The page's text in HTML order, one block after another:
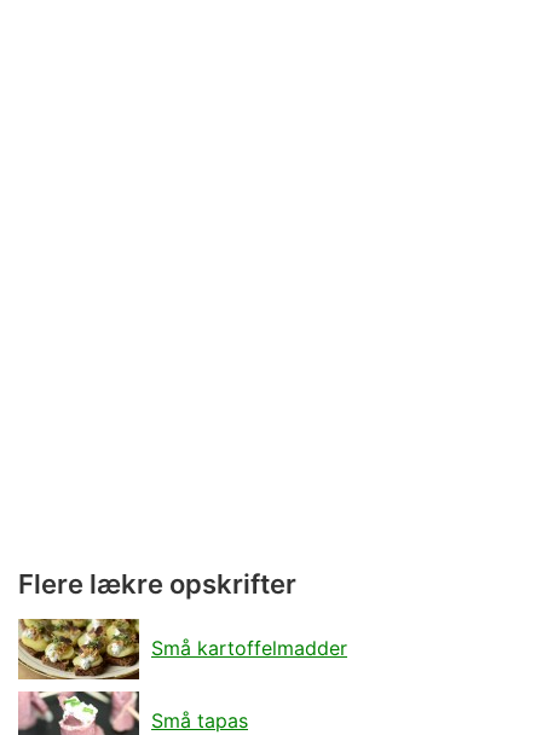
Flere lækre opskrifter
Små kartoffelmadder
Små tapas